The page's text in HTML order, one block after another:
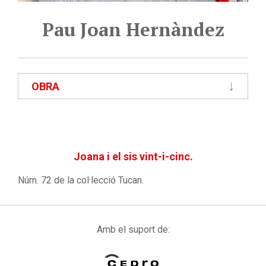
Pau Joan Hernàndez
OBRA
Joana i el sis vint-i-cinc.
Núm. 72 de la col·lecció Tucan.
Amb el suport de: